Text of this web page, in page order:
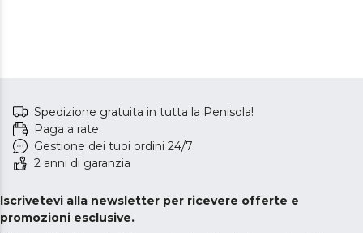
Spedizione gratuita in tutta la Penisola!
Paga a rate
Gestione dei tuoi ordini 24/7
2 anni di garanzia
Iscrivetevi alla newsletter per ricevere offerte e
promozioni esclusive.